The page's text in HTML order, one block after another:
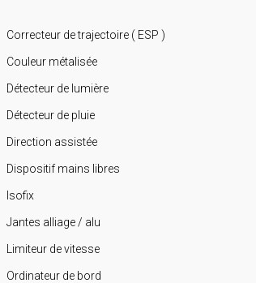
Correcteur de trajectoire ( ESP )
Couleur métalisée
Détecteur de lumière
Détecteur de pluie
Direction assistée
Dispositif mains libres
Isofix
Jantes alliage / alu
Limiteur de vitesse
Ordinateur de bord